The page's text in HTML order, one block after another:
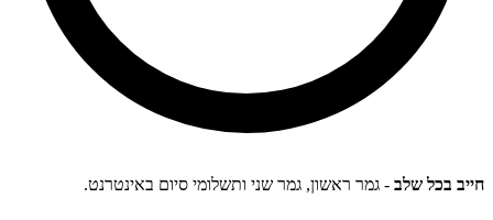
חייב בכל שלב - גמר ראשון, גמר שני ותשלומי סיום באינטרנט.